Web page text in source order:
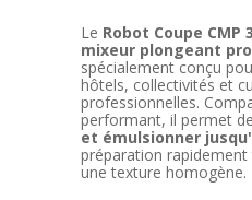
Le Robot Coupe CMP
mixeur plongeant
spécialement conçu
hôtels, collectivités et
professionnelles.
performant, il permet de
et émulsionner
préparation
une texture homogène.